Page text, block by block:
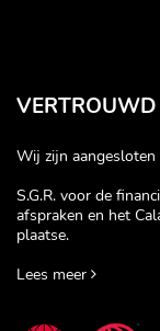
VERTROUWD
Wij zijn aangesloten
S.G.R. voor de
afspraken en het
plaatse.
Lees meer